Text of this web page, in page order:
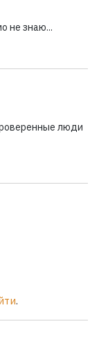
не знаю...
люди
.